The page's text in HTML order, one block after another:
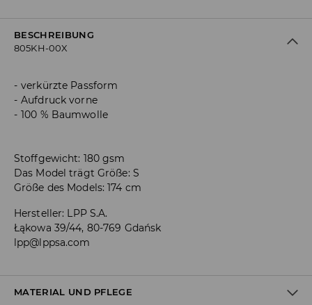
BESCHREIBUNG
805KH-00X
verkürzte Passform
Aufdruck vorne
100 % Baumwolle
Stoffgewicht: 180 gsm
Das Model trägt Größe: S
Größe des Models: 174 cm
Hersteller: LPP S.A.
Łąkowa 39/44, 80-769 Gdańsk
lpp@lppsa.com
MATERIAL UND PFLEGE